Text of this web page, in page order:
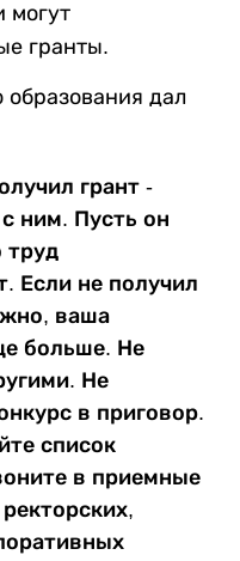
могут
гранты.
дал
грант -
ним. Пусть он
труд
Если не получил
ваша
больше. Не
Не
в приговор.
список
в приемные